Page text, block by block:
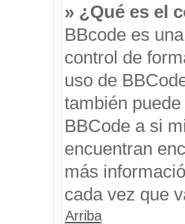
» ¿Qué es el
BBcode es
control de
uso de
también
BBCode a si
encuentran
más
cada vez que
Arriba